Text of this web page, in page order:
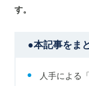
す。
●本記事をま
人手による